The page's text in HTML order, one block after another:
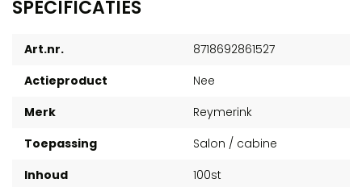
SPECIFICATIES
Art.nr.
8718692861527
Actieproduct
Nee
Merk
Reymerink
Toepassing
Salon / cabine
Inhoud
100st